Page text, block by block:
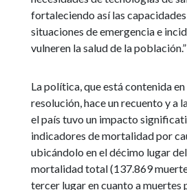
fortaleciendo así las
situaciones de emergencia e
vulneren la salud de la población.”
La política, que está contenida en
resolución, hace un recuento y a
el país tuvo un impacto
indicadores de mortalidad por
ubicándolo en el décimo lugar
mortalidad total (137.869
tercer lugar en cuanto a muertes